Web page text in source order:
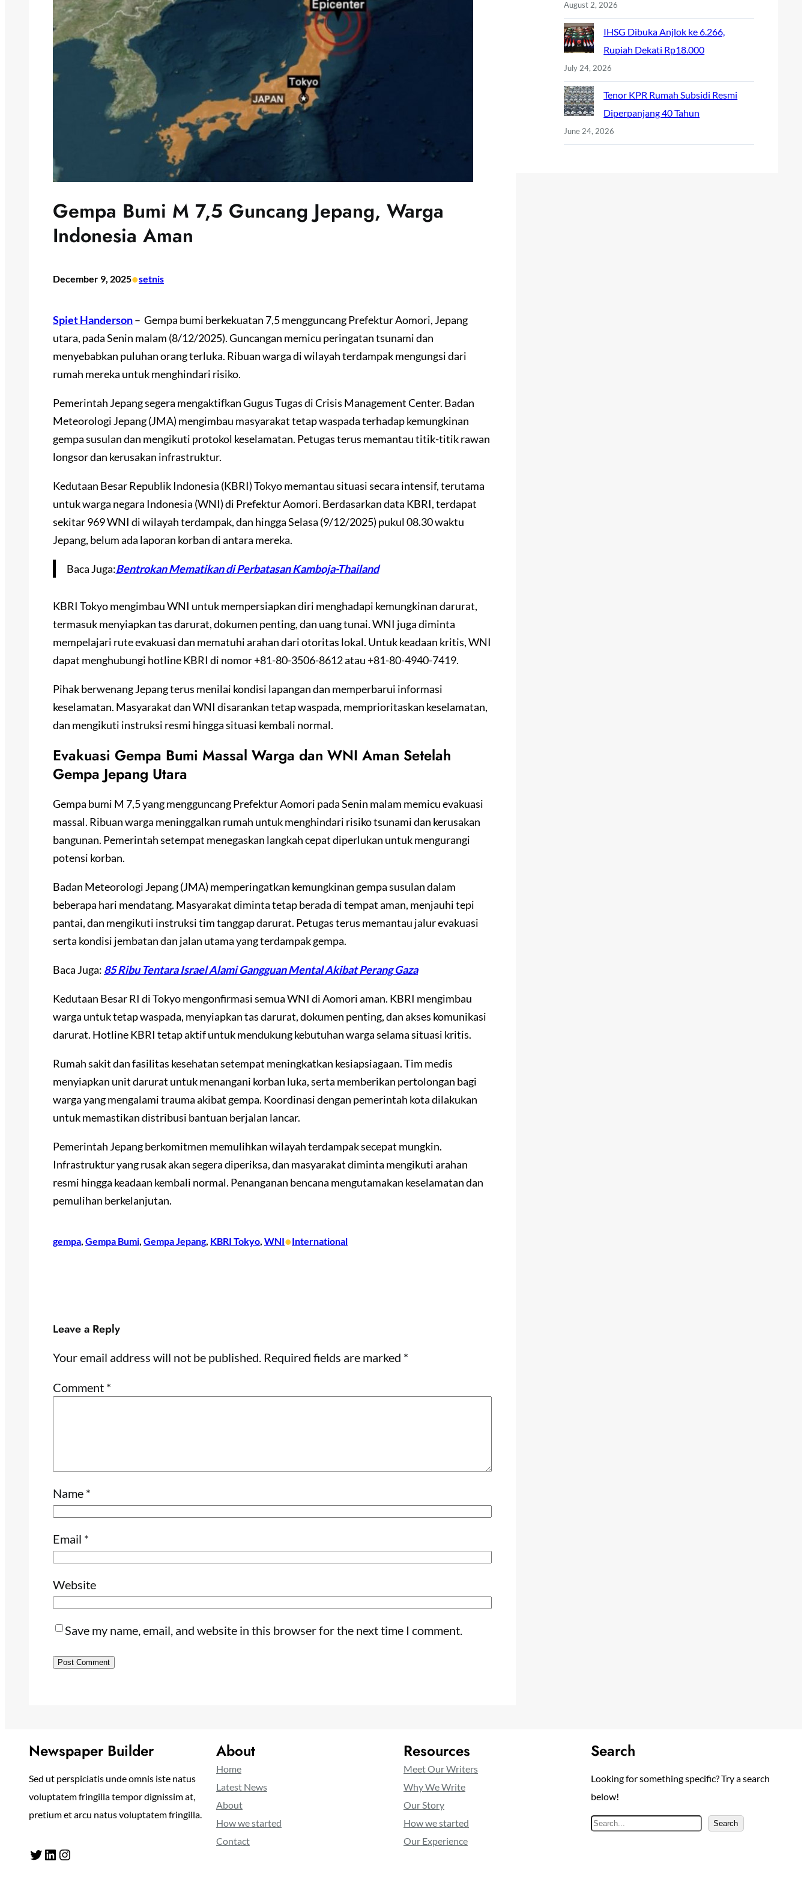
Gempa Bumi M 7,5 Guncang Jepang, Warga
Indonesia Aman
December 9, 2025•setnis
Spiet Handerson– Gempa bumi berkekuatan 7,5 mengguncang Prefektur Aomori, Jepang
utara, pada Senin malam (8/12/2025). Guncangan memicu peringatan tsunami dan
menyebabkan puluhan orang terluka. Ribuan warga di wilayah terdampak mengungsi dari
rumah mereka untuk menghindari risiko.
Pemerintah Jepang segera mengaktifkan Gugus Tugas di Crisis Management Center. Badan
Meteorologi Jepang (JMA) mengimbau masyarakat tetap waspada terhadap kemungkinan
gempa susulan dan mengikuti protokol keselamatan. Petugas terus memantau titik-titik rawan
longsor dan kerusakan infrastruktur.
Kedutaan Besar Republik Indonesia (KBRI) Tokyo memantau situasi secara intensif, terutama
untuk warga negara Indonesia (WNI) di Prefektur Aomori. Berdasarkan data KBRI, terdapat
sekitar 969 WNI di wilayah terdampak, dan hingga Selasa (9/12/2025) pukul 08.30 waktu
Jepang, belum ada laporan korban di antara mereka.
Baca Juga:Bentrokan Mematikan di Perbatasan Kamboja-Thailand
KBRI Tokyo mengimbau WNI untuk mempersiapkan diri menghadapi kemungkinan darurat,
termasuk menyiapkan tas darurat, dokumen penting, dan uang tunai. WNI juga diminta
mempelajari rute evakuasi dan mematuhi arahan dari otoritas lokal. Untuk keadaan kritis, WNI
dapat menghubungi hotline KBRI di nomor +81-80-3506-8612 atau +81-80-4940-7419.
Pihak berwenang Jepang terus menilai kondisi lapangan dan memperbarui informasi
keselamatan. Masyarakat dan WNI disarankan tetap waspada, memprioritaskan keselamatan,
dan mengikuti instruksi resmi hingga situasi kembali normal.
Evakuasi Gempa Bumi Massal Warga dan WNI Aman Setelah
Gempa Jepang Utara
Gempa bumi M 7,5 yang mengguncang Prefektur Aomori pada Senin malam memicu evakuasi
massal. Ribuan warga meninggalkan rumah untuk menghindari risiko tsunami dan kerusakan
bangunan. Pemerintah setempat menegaskan langkah cepat diperlukan untuk mengurangi
potensi korban.
Badan Meteorologi Jepang (JMA) memperingatkan kemungkinan gempa susulan dalam
beberapa hari mendatang. Masyarakat diminta tetap berada di tempat aman, menjauhi tepi
pantai, dan mengikuti instruksi tim tanggap darurat. Petugas terus memantau jalur evakuasi
serta kondisi jembatan dan jalan utama yang terdampak gempa.
Baca Juga: 85 Ribu Tentara Israel Alami Gangguan Mental Akibat Perang Gaza
Kedutaan Besar RI di Tokyo mengonfirmasi semua WNI di Aomori aman. KBRI mengimbau
warga untuk tetap waspada, menyiapkan tas darurat, dokumen penting, dan akses komunikasi
darurat. Hotline KBRI tetap aktif untuk mendukung kebutuhan warga selama situasi kritis.
Rumah sakit dan fasilitas kesehatan setempat meningkatkan kesiapsiagaan. Tim medis
menyiapkan unit darurat untuk menangani korban luka, serta memberikan pertolongan bagi
warga yang mengalami trauma akibat gempa. Koordinasi dengan pemerintah kota dilakukan
untuk memastikan distribusi bantuan berjalan lancar.
Pemerintah Jepang berkomitmen memulihkan wilayah terdampak secepat mungkin.
Infrastruktur yang rusak akan segera diperiksa, dan masyarakat diminta mengikuti arahan
resmi hingga keadaan kembali normal. Penanganan bencana mengutamakan keselamatan dan
pemulihan berkelanjutan.
gempa, Gempa Bumi, Gempa Jepang, KBRI Tokyo, WNI•International
Leave a Reply
Your email address will not be published. Required fields are marked *
Comment *
Name *
Email *
Website
Save my name, email, and website in this browser for the next time I comment.
August 2, 2026
IHSG Dibuka Anjlok ke 6.266,
Rupiah Dekati Rp18.000
July 24, 2026
Tenor KPR Rumah Subsidi Resmi
Diperpanjang 40 Tahun
June 24, 2026
Newspaper Builder
Sed ut perspiciatis unde omnis iste natus
voluptatem fringilla tempor dignissim at,
pretium et arcu natus voluptatem fringilla.
Twitter LinkedIn Instagram
About
Home
Latest News
About
How we started
Contact
Resources
Meet Our Writers
Why We Write
Our Story
How we started
Our Experience
Search
Looking for something specific? Try a search
below!
S
Search